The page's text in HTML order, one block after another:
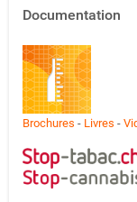
Documentation
Brochures - Livres -